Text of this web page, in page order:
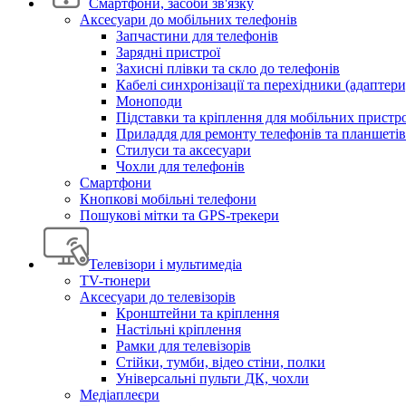
Смартфони, засоби зв'язку
Аксесуари до мобільних телефонів
Запчастини для телефонів
Зарядні пристрої
Захисні плівки та скло до телефонів
Кабелі синхронізації та перехідники
Моноподи
Підставки та кріплення для мобільних
Приладдя для ремонту телефонів та планшетів
Стилуси та аксесуари
Чохли для телефонів
Смартфони
Кнопкові мобільні телефони
Пошукові мітки та GPS-трекери
Телевізори і мультимедіа
TV-тюнери
Аксесуари до телевізорів
Кронштейни та кріплення
Настільні кріплення
Рамки для телевізорів
Стійки, тумби, відео стіни, полки
Універсальні пульти ДК, чохли
Медіаплеєри